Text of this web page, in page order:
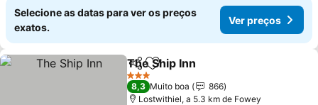
Selecione as datas para ver os preços
exatos.
Ver preços
PartilharAdicionar aos favoritos
The Ship Inn
3 Estrelas
8,3 Muito boa
866
Lostwithiel, a 5.3 km de Fowey